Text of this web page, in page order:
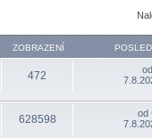
ZOBRAZENÍ
472 od
628598 od